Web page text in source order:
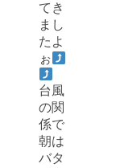
てき
まし
たよ
ぉ
台風
の関
係で
朝は
バタ